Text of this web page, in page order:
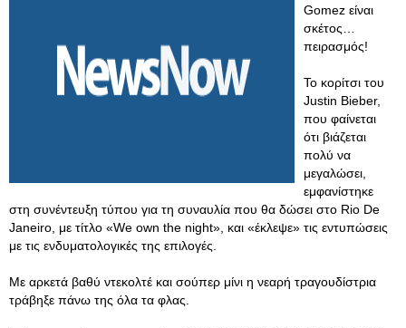
Gomez είναι
σκέτος…
πειρασμός!
Το κορίτσι του
Justin Bieber,
που φαίνεται
ότι βιάζεται
πολύ να
μεγαλώσει,
εμφανίστηκε
στη συνέντευξη τύπου για τη συναυλία που θα δώσει στο Rio De
Janeiro, με τίτλο «We οwn the night», και «έκλεψε» τις εντυπώσεις
με τις ενδυματολογικές της επιλογές.
Με αρκετά βαθύ ντεκολτέ και σούπερ μίνι η νεαρή τραγουδίστρια
τράβηξε πάνω της όλα τα φλας.